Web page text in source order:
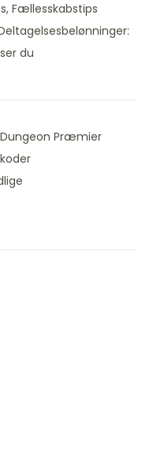
Fællesskabstips
du
Præmier